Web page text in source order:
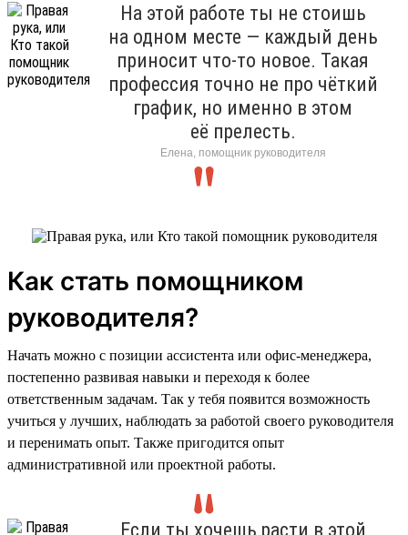
На этой работе ты не стоишь
на одном месте — каждый день
приносит что-то новое. Такая
профессия точно не про чёткий
график, но именно в этом
её прелесть.
Елена, помощник руководителя
Как стать помощником
руководителя?
Начать можно с позиции ассистента или офис-менеджера,
постепенно развивая навыки и переходя к более
ответственным задачам. Так у тебя появится возможность
учиться у лучших, наблюдать за работой своего руководителя
и перенимать опыт. Также пригодится опыт
административной или проектной работы.
Если ты хочешь расти в этой